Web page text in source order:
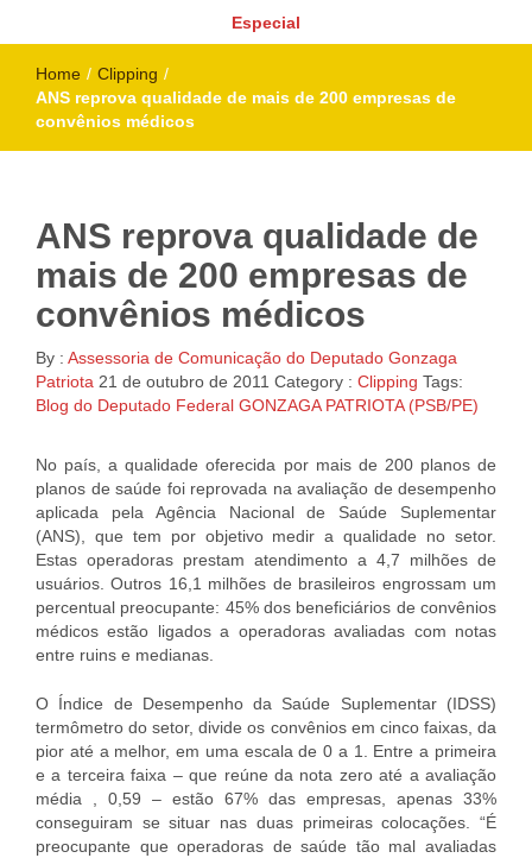
Especial
Home / Clipping /
ANS reprova qualidade de mais de 200 empresas de
convênios médicos
ANS reprova qualidade de
mais de 200 empresas de
convênios médicos
By : Assessoria de Comunicação do Deputado Gonzaga
Patriota 21 de outubro de 2011 Category : Clipping Tags:
Blog do Deputado Federal GONZAGA PATRIOTA (PSB/PE)
No país, a qualidade oferecida por mais de 200 planos de
planos de saúde foi reprovada na avaliação de desempenho
aplicada pela Agência Nacional de Saúde Suplementar
(ANS), que tem por objetivo medir a qualidade no setor.
Estas operadoras prestam atendimento a 4,7 milhões de
usuários. Outros 16,1 milhões de brasileiros engrossam um
percentual preocupante: 45% dos beneficiários de convênios
médicos estão ligados a operadoras avaliadas com notas
entre ruins e medianas.
O Índice de Desempenho da Saúde Suplementar (IDSS)
termômetro do setor, divide os convênios em cinco faixas, da
pior até a melhor, em uma escala de 0 a 1. Entre a primeira
e a terceira faixa – que reúne da nota zero até a avaliação
média , 0,59 – estão 67% das empresas, apenas 33%
conseguiram se situar nas duas primeiras colocações. “É
preocupante que operadoras de saúde tão mal avaliadas